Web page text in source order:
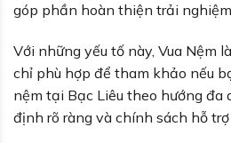
góp phần hoàn thiện trải nghiệm
Với những yếu tố này, Vua Nệm
chỉ phù hợp để tham khảo nếu
nệm tại Bạc Liêu theo hướng đa
định rõ ràng và chính sách hỗ